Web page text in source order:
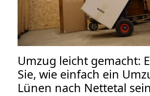
Umzug leicht gemacht:
Sie, wie einfach ein
Lünen nach Nettetal